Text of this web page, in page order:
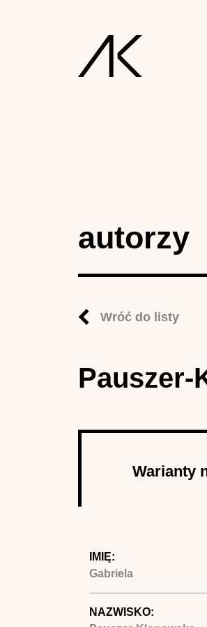
autorzy
Wróć do listy
Pauszer-
AutorWarianty
IMIĘ:
Gabriela
NAZWISKO: